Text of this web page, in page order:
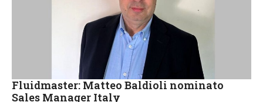
Fluidmaster: Matteo Baldioli nominato
Sales Manager Italy